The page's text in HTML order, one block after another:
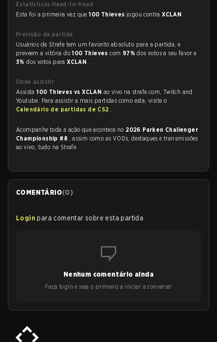
Estatísticas Head-to-head
Esta foi a primeira vez que100 Thieves jogou contraXCLAN .
Previsão da partida
Usuários da Strafe tem um favorito absoluto para a partida, e
preveem a vitória do100 Thievescom 97%dos votos a seu favor e
3%dos votos paraXCLAN .
Onde assistir
Assista100 Thieves vs XCLAN ao vivo na strafe.com, Twitch and
Youtube. Para assistir a mais partidas como esta, visite o
Calendário de partidas de CS2 .
Acompanhe toda a ação que acontece no 2026 Parken Challenger
Championship #8 , assim como as VODs, destaques e transmissões
ao vivo, tudo na Strafe.
COMENTÁRIO(0)
Login para comentar sobre esta partida
Nenhum comentário ainda
Faça login e seja o primeiro a iniciar a conversa!